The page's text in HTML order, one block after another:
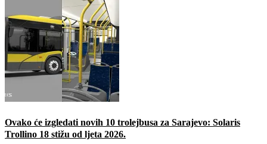
Ovako će izgledati novih 10 trolejbusa za Sarajevo: Solaris
Trollino 18 stižu od ljeta 2026.